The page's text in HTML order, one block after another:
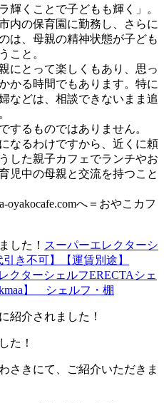
輝くことで子どもも輝く」。
内の保育園に勤務し、さらに
は、母親の精神状態が子ども
こと。
にとって楽しくもあり、思っ
かる時間でもあります。特に
などは、相談できないまま追
するものではありません。
なるわけですから、近くに頼
した親子カフェでランチやお
児中の母親と交流を持つこと
oyakocafe.comへ＝おやこカフ
した！ スーパーエレクターシ
き不可】【運賃別途】
クターシェルフERECTAシェ
】 シェルフ・棚
紹介されました！
た！
さきにて、ご紹介いただきま